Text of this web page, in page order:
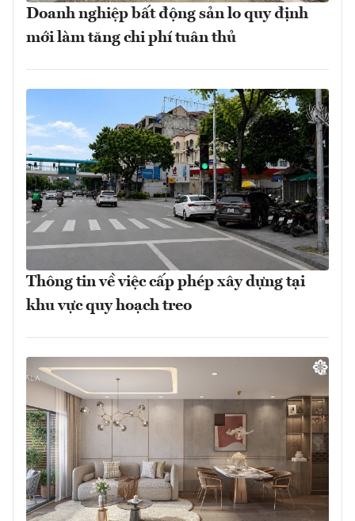
Doanh nghiệp bất động sản lo quy định
mới làm tăng chi phí tuân thủ
Thông tin về việc cấp phép xây dựng tại
khu vực quy hoạch treo